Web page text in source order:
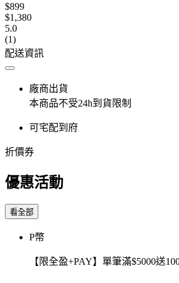
$899
$1,380
5.0
(1)
配送資訊
廠商出貨
本商品不受24h到貨限制
可宅配到府
折價券
優惠活動
看全部
P幣
【限全盈+PAY】單筆滿$5000送